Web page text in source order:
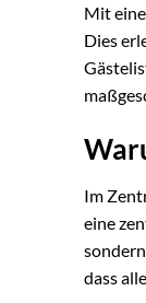
Mit
Dies
Im
eine
dass